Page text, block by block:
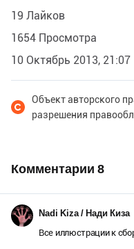
19 Лайков
1654 Просмотра
10 Октябрь 2013, 21:07
Объект авторского
разрешения
Комментарии 8
Nadi Kiza / Нади Киза
Все иллюстрации к